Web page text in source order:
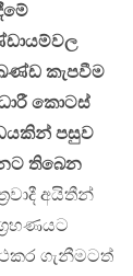
කැපවීම
කොටස්
පසුව
තිබෙන
අයිතීන්
ගැනීමටත්